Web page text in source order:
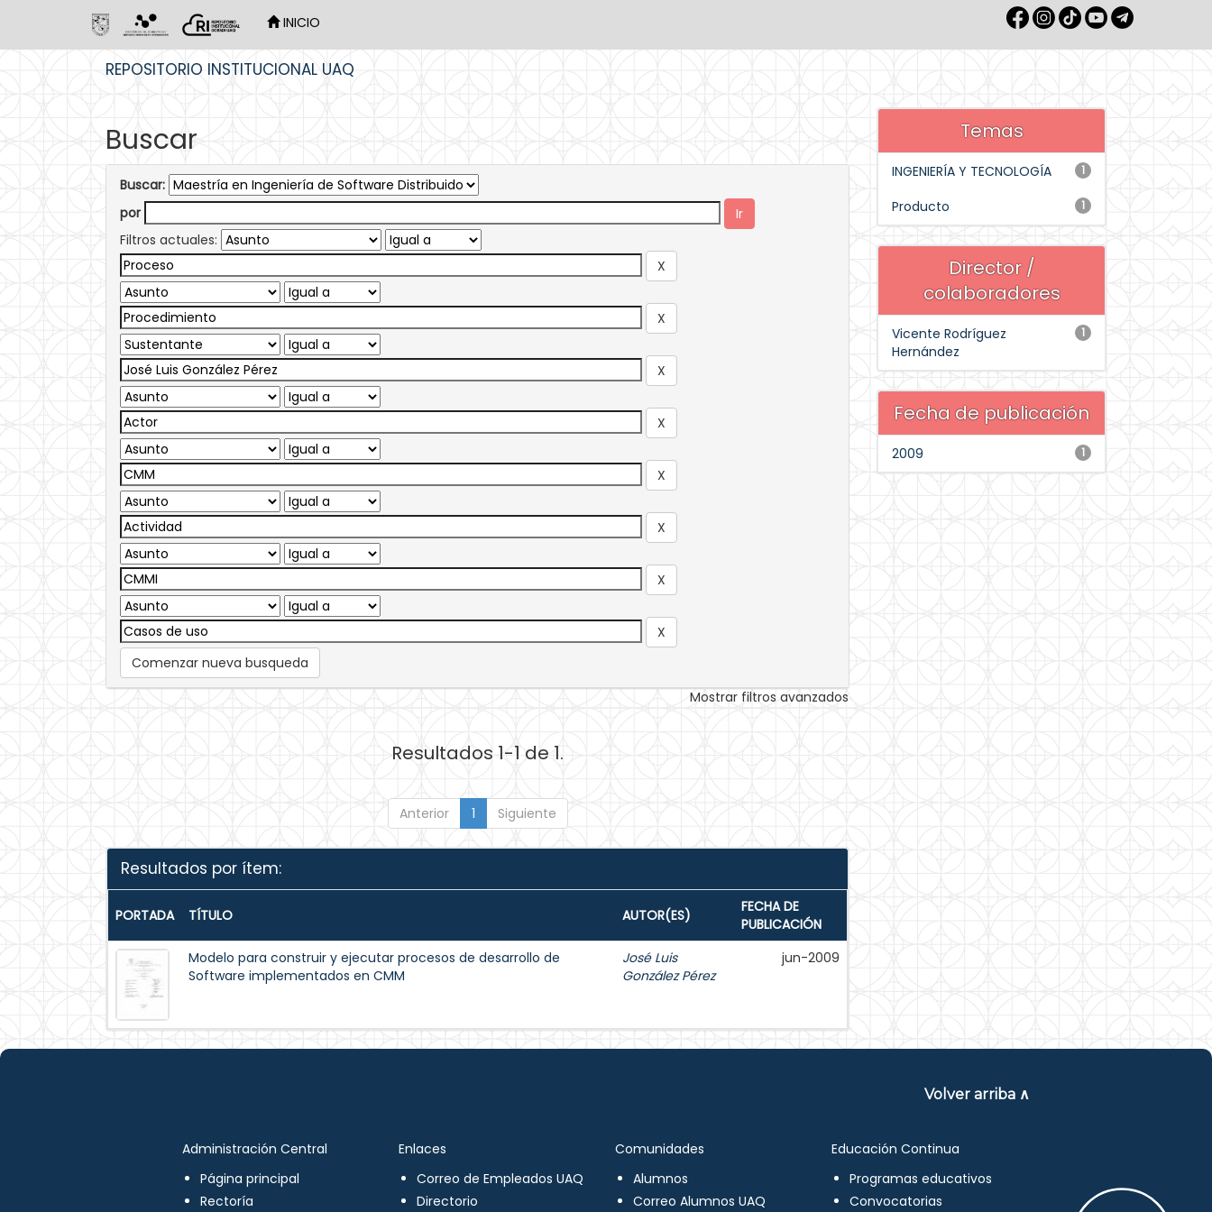
INICIO
REPOSITORIO INSTITUCIONAL UAQ
Buscar
Buscar:
por
Filtros actuales:
Comenzar nueva busqueda
Mostrar filtros avanzados
Resultados 1-1 de 1.
Anterior 1 Siguiente
Resultados por ítem:
PORTADA TÍTULO AUTOR(ES)
FECHA DE
PUBLICACIÓN
Modelo para construir y ejecutar procesos de desarrollo de
Software implementados en CMM
José Luis
González Pérez
jun-2009
Temas
1
INGENIERÍA Y TECNOLOGÍA
1
Producto
Director /
colaboradores
1
Vicente Rodríguez
Hernández
Fecha de publicación
1
2009
Volver arriba ∧
Administración Central
Página principal
Rectoría
Enlaces
Correo de Empleados UAQ
Directorio
Comunidades
Alumnos
Correo Alumnos UAQ
Educación Continua
Programas educativos
Convocatorias